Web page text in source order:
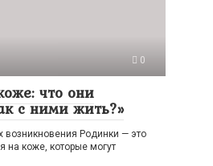
0
что они
с ними жить?»
возникновения Родинки — это
на коже, которые могут